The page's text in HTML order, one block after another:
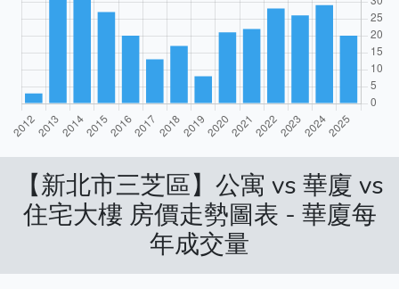
【新北市三芝區】公寓 vs 華廈 vs
住宅大樓 房價走勢圖表 - 華廈每
年成交量